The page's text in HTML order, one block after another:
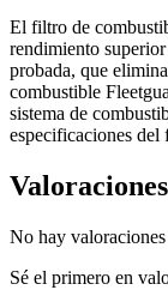
El filtro de
rendimiento
probada, que
combustible
sistema de
especificaciones del
Valoraciones
No hay valoraciones
Sé el primero en